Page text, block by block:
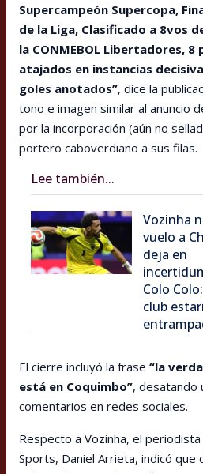
Supercampeón Supercopa,
de la Liga, Clasificado a 8vos
la CONMEBOL Libertadores, 8
atajados en instancias
goles anotados”, dice la
tono e imagen similar al anuncio
por la incorporación (aún no
portero caboverdiano a sus filas.
Lee también...
Vozinha
vuelo a
deja en
Colo
club
El cierre incluyó la frase “la
está en Coquimbo”, desatando
comentarios en redes sociales.
Respecto a Vozinha, el
Sports, Daniel Arrieta, indicó que